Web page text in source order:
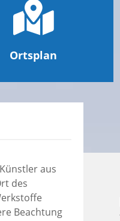
Ortsplan
aus
des
Beachtung